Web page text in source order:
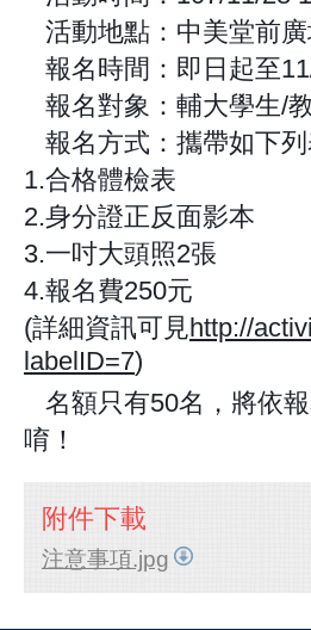
活動地點：中美堂前
報名時間：即日起至
報名對象：輔大學生/
報名方式：攜帶如下
1.合格體檢表
2.身分證正反面影本
3.一吋大頭照2張
4.報名費250元
(詳細資訊可見http://
labelID=7)
名額只有50名，將依
唷！
附件下載
注意事項.jpg